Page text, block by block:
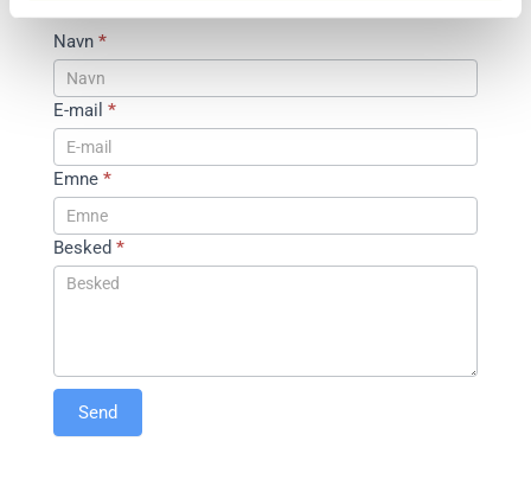
Navn *
E-mail *
Emne *
Besked *
Send